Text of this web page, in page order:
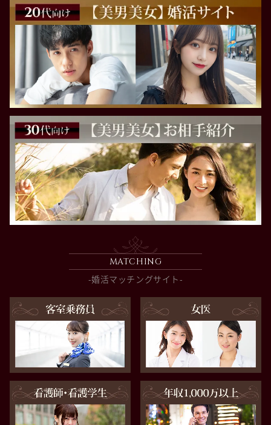
MATCHING
-婚活マッチングサイト-